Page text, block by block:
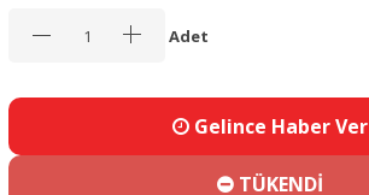
Adet
Gelince Haber Ver
TÜKENDİ